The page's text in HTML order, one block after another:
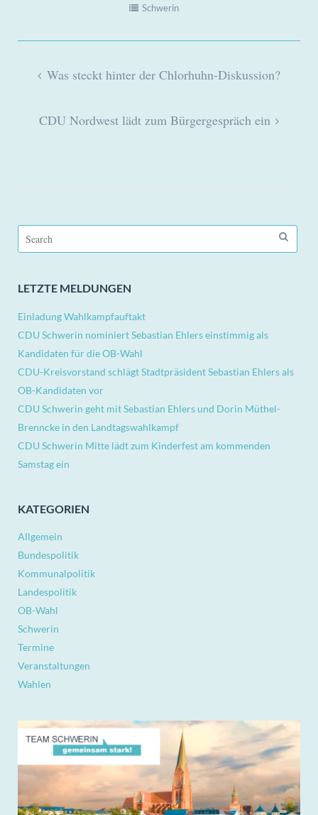
Schwerin
Beitragsnavigation
Was steckt hinter der Chlorhuhn-Diskussion?
CDU Nordwest lädt zum Bürgergespräch ein
Search
for:
LETZTE MELDUNGEN
Einladung Wahlkampfauftakt
CDU Schwerin nominiert Sebastian Ehlers einstimmig als
Kandidaten für die OB-Wahl
CDU-Kreisvorstand schlägt Stadtpräsident Sebastian Ehlers als
OB-Kandidaten vor
CDU Schwerin geht mit Sebastian Ehlers und Dorin Müthel-
Brenncke in den Landtagswahlkampf
CDU Schwerin Mitte lädt zum Kinderfest am kommenden
Samstag ein
KATEGORIEN
Allgemein
Bundespolitik
Kommunalpolitik
Landespolitik
OB-Wahl
Schwerin
Termine
Veranstaltungen
Wahlen